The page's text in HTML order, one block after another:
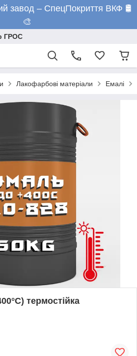
завод – СпецПокриття ВКФ 🛢️
🎨
ГРОС
Лакофарбові матеріали Емалі
термостійка